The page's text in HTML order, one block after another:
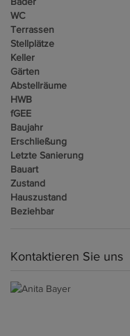
WC
Terrassen
Stellplätze
Keller
Gärten
Abstellräume
HWB
fGEE
Baujahr
Erschließung
Letzte Sanierung
Bauart
Zustand
Hauszustand
Beziehbar
Kontaktieren Sie uns